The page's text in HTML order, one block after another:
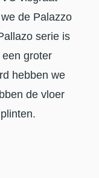
de Palazzo
serie is
groter
hebben we
de vloer